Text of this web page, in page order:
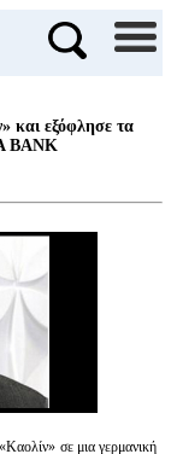
και εξόφλησε τα
BANK
σε μια γερμανική